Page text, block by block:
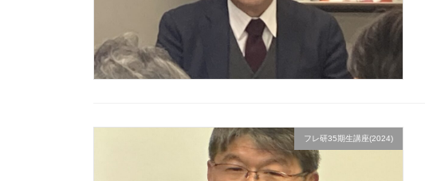
フレ研35期生講座(2024)